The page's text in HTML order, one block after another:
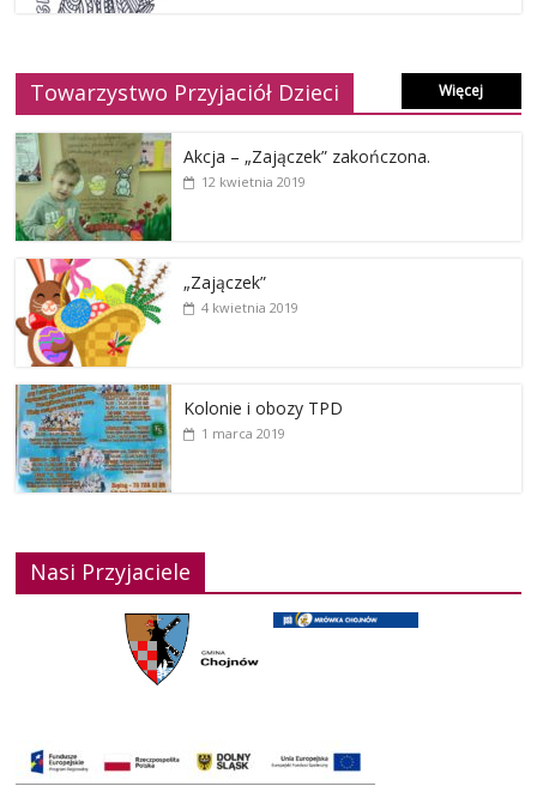
Towarzystwo Przyjaciół Dzieci Więcej
Akcja – „Zajączek” zakończona.
12 kwietnia 2019
„Zajączek”
4 kwietnia 2019
Kolonie i obozy TPD
1 marca 2019
Nasi Przyjaciele